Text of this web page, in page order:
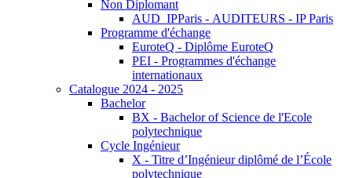
Non Diplomant
AUD_IPParis - AUDITEURS - IP Paris
Programme d'échange
EuroteQ - Diplôme EuroteQ
PEI - Programmes d'échange
internationaux
Catalogue 2024 - 2025
Bachelor
BX - Bachelor of Science de l'Ecole
polytechnique
Cycle Ingénieur
X - Titre d’Ingénieur diplômé de l’École
polytechnique